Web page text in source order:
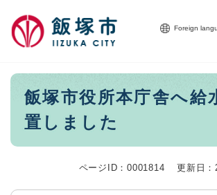
Foreign
本
飯塚市役所本庁舎へ給
置しました
ページID：0001814 更新日